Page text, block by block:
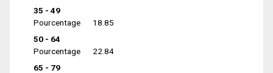
35 - 49
Pourcentage
18.85
50 - 64
Pourcentage
22.84
65 - 79